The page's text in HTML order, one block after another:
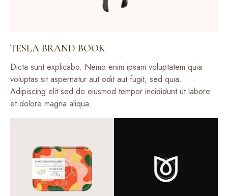
TESLA BRAND BOOK
Dicta sunt explicabo. Nemo enim ipsam voluptatem quia
voluptas sit aspernatur aut odit aut fugit, sed quia.
Adipiscing elit sed do eiusmod tempor incididunt ut labore
et dolore magna aliqua.